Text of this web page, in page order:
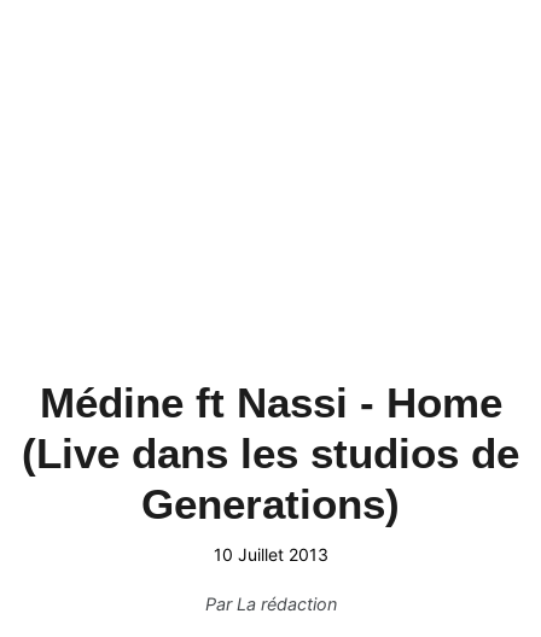
Médine ft Nassi - Home
(Live dans les studios de
Generations)
10 Juillet 2013
ParLa rédaction